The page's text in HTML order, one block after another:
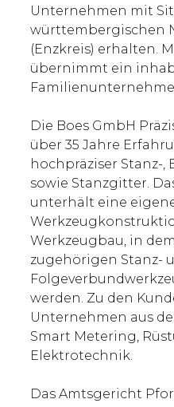
Unternehmen mit
württembergischen
(Enzkreis) erhalten.
übernimmt ein
Die Boes GmbH
über 35 Jahre
hochpräziser Stanz-,
sowie Stanzgitter.
unterhält eine
Werkzeugbau, in
zugehörigen Stanz-
werden. Zu den
Unternehmen aus
Smart Metering,
Elektrotechnik.
Das Amtsgericht